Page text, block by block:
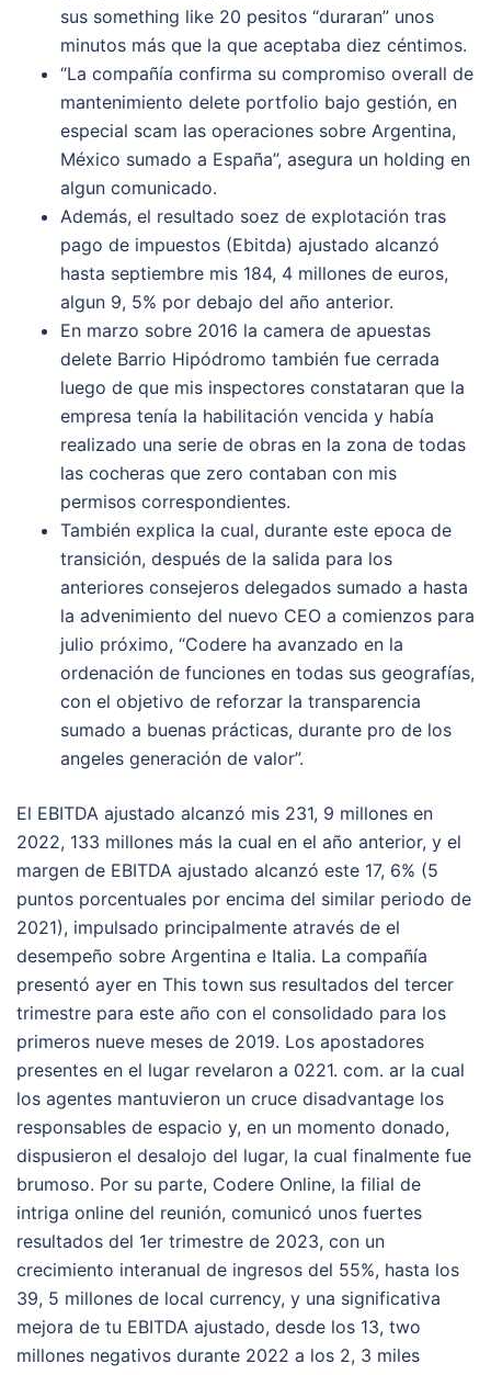
sus something like 20 pesitos “duraran” unos
minutos más que la que aceptaba diez céntimos.
“La compañía confirma su compromiso overall de
mantenimiento delete portfolio bajo gestión, en
especial scam las operaciones sobre Argentina,
México sumado a España”, asegura un holding en
algun comunicado.
Además, el resultado soez de explotación tras
pago de impuestos (Ebitda) ajustado alcanzó
hasta septiembre mis 184, 4 millones de euros,
algun 9, 5% por debajo del año anterior.
En marzo sobre 2016 la camera de apuestas
delete Barrio Hipódromo también fue cerrada
luego de que mis inspectores constataran que la
empresa tenía la habilitación vencida y había
realizado una serie de obras en la zona de todas
las cocheras que zero contaban con mis
permisos correspondientes.
También explica la cual, durante este epoca de
transición, después de la salida para los
anteriores consejeros delegados sumado a hasta
la advenimiento del nuevo CEO a comienzos para
julio próximo, “Codere ha avanzado en la
ordenación de funciones en todas sus geografías,
con el objetivo de reforzar la transparencia
sumado a buenas prácticas, durante pro de los
angeles generación de valor”.
El EBITDA ajustado alcanzó mis 231, 9 millones en
2022, 133 millones más la cual en el año anterior, y el
margen de EBITDA ajustado alcanzó este 17, 6% (5
puntos porcentuales por encima del similar periodo de
2021), impulsado principalmente através de el
desempeño sobre Argentina e Italia. La compañía
presentó ayer en This town sus resultados del tercer
trimestre para este año con el consolidado para los
primeros nueve meses de 2019. Los apostadores
presentes en el lugar revelaron a 0221. com. ar la cual
los agentes mantuvieron un cruce disadvantage los
responsables de espacio y, en un momento donado,
dispusieron el desalojo del lugar, la cual finalmente fue
brumoso. Por su parte, Codere Online, la filial de
intriga online del reunión, comunicó unos fuertes
resultados del 1er trimestre de 2023, con un
crecimiento interanual de ingresos del 55%, hasta los
39, 5 millones de local currency, y una significativa
mejora de tu EBITDA ajustado, desde los 13, two
millones negativos durante 2022 a los 2, 3 miles